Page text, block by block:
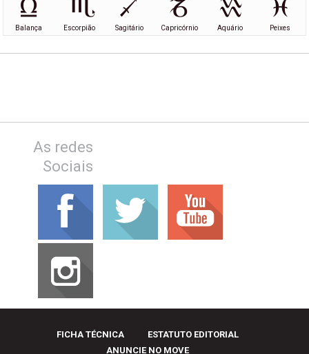
Balança Escorpião Sagitário Capricórnio Aquário Peixes
As redes
Sociais
FICHA TÉCNICA
ESTATUTO EDITORIAL
ANUNCIE NO MOVE